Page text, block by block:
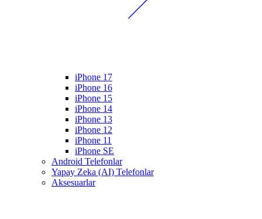
iPhone 17
iPhone 16
iPhone 15
iPhone 14
iPhone 13
iPhone 12
iPhone 11
iPhone SE
Android Telefonlar
Yapay Zeka (AI) Telefonlar
Aksesuarlar